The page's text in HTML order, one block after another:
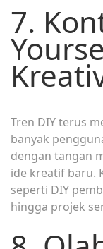
7.
Tren DIY terus
banyak
dengan tangan
ide kreatif baru.
seperti DIY
hingga projek